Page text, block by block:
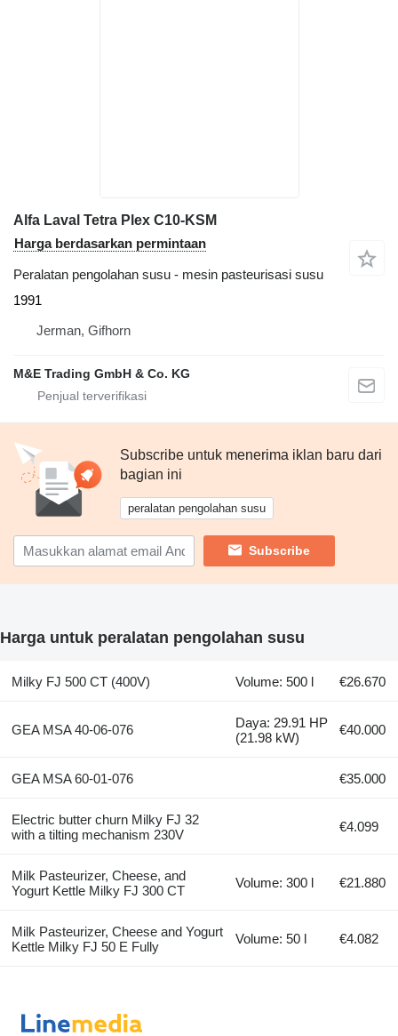
Alfa Laval Tetra Plex C10-KSM
Harga berdasarkan permintaan
Peralatan pengolahan susu - mesin pasteurisasi susu
1991
Jerman, Gifhorn
M&E Trading GmbH & Co. KG
Subscribe untuk menerima iklan baru dari
bagian ini
peralatan pengolahan susu
Subscribe
Harga untuk peralatan pengolahan susu
Milky FJ 500 CT (400V) Volume: 500 l €26.670
GEA MSA 40-06-076
Daya: 29.91 HP
(21.98 kW)
€40.000
GEA MSA 60-01-076 €35.000
Electric butter churn Milky FJ 32
with a tilting mechanism 230V
€4.099
Milk Pasteurizer, Cheese, and
Yogurt Kettle Milky FJ 300 CT
Volume: 300 l €21.880
Milk Pasteurizer, Cheese and Yogurt
Kettle Milky FJ 50 E Fully
Volume: 50 l €4.082